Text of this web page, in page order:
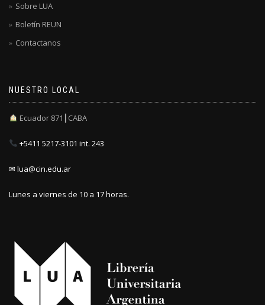
Sobre LUA
Boletín REUN
Contactanos
NUESTRO LOCAL
Ecuador 871┃CABA
+5411 5217-3101 int. 243
✉ lua@cin.edu.ar
Lunes a viernes de 10 a 17 horas.